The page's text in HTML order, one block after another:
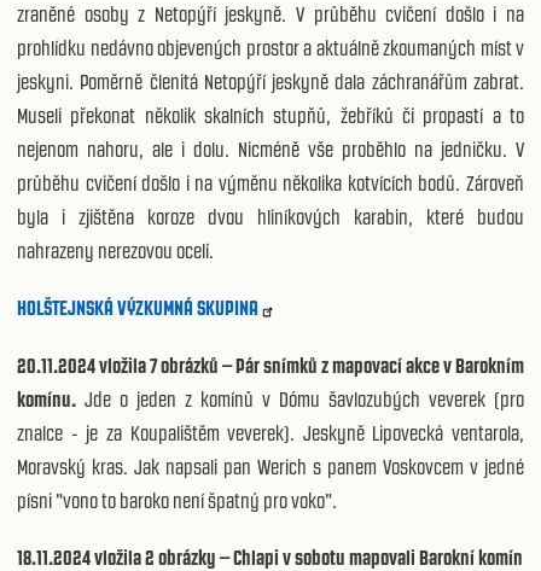
zraněné osoby z Netopýří jeskyně. V průběhu cvičení došlo i na
prohlídku nedávno objevených prostor a aktuálně zkoumaných míst v
jeskyni. Poměrně členitá Netopýří jeskyně dala záchranářům zabrat.
Museli překonat několik skalních stupňů, žebříků či propastí a to
nejenom nahoru, ale i dolu. Nicméně vše proběhlo na jedničku. V
průběhu cvičení došlo i na výměnu několika kotvících bodů. Zároveň
byla i zjištěna koroze dvou hliníkových karabin, které budou
nahrazeny nerezovou ocelí.
HOLŠTEJNSKÁ VÝZKUMNÁ SKUPINA
20.11.2024 vložila 7 obrázků – Pár snímků z mapovací akce v Barokním
komínu. Jde o jeden z komínů v Dómu šavlozubých veverek (pro
znalce - je za Koupalištěm veverek). Jeskyně Lipovecká ventarola,
Moravský kras. Jak napsali pan Werich s panem Voskovcem v jedné
písni "vono to baroko není špatný pro voko".
18.11.2024 vložila 2 obrázky –Chlapi v sobotu mapovali Barokní komín